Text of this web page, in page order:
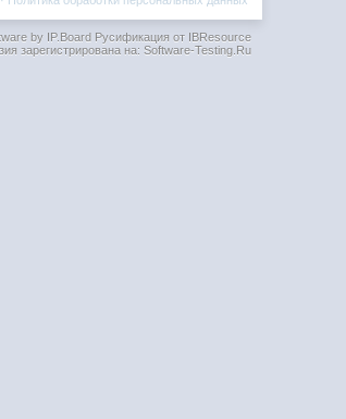
by IP.BoardРусификация от IBResource
зарегистрирована на: Software-Testing.Ru